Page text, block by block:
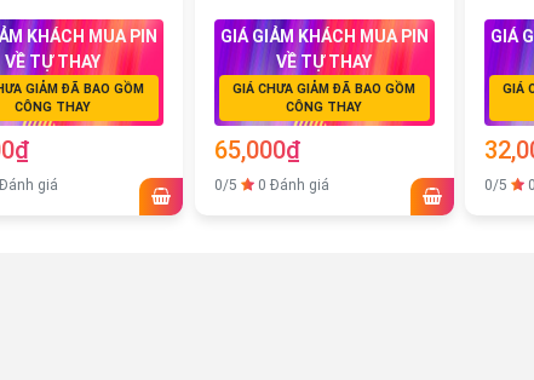
KHÁCH MUA PIN
VỀ TỰ THAY
GIẢM ĐÃ BAO GỒM
CÔNG THAY
giá
GIÁ GIẢM KHÁCH MUA PIN
VỀ TỰ THAY
GIÁ CHƯA GIẢM ĐÃ BAO GỒM
CÔNG THAY
65,000₫
0/5 0 Đánh giá
GIÁ
GIÁ
0/5